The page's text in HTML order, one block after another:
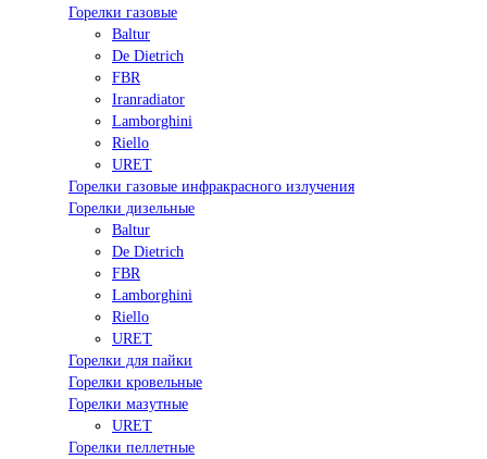
Горелки газовые
Baltur
De Dietrich
FBR
Iranradiator
Lamborghini
Riello
URET
Горелки газовые инфракрасного излучения
Горелки дизельные
Baltur
De Dietrich
FBR
Lamborghini
Riello
URET
Горелки для пайки
Горелки кровельные
Горелки мазутные
URET
Горелки пеллетные